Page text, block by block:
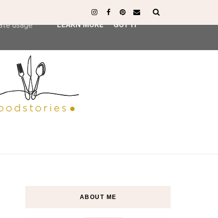
ABOUT ME
agent
usage
LEARN MORE GOT IT